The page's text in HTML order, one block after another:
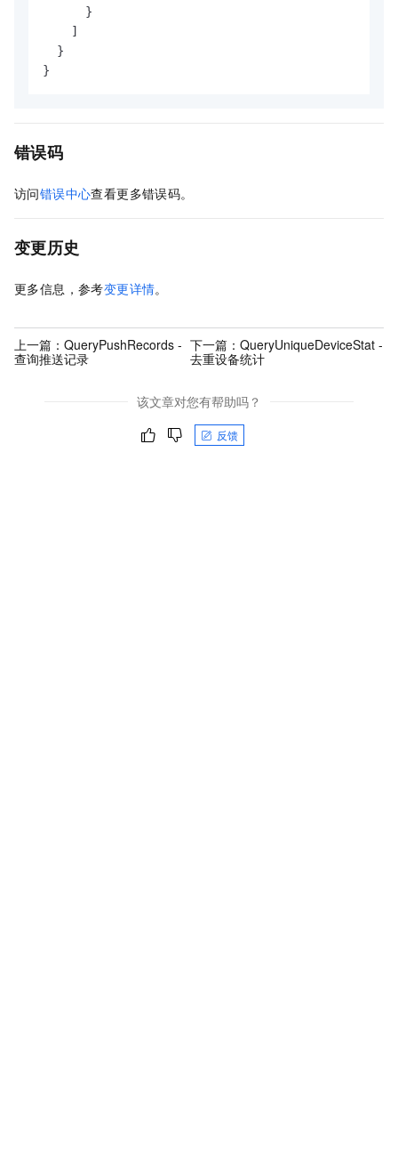
}
]
}
}
错误码
访问错误中心查看更多错误码。
变更历史
更多信息，参考变更详情。
上一篇： QueryPushRecords -
查询推送记录
下一篇： QueryUniqueDeviceStat -
去重设备统计
该文章对您有帮助吗？
反馈